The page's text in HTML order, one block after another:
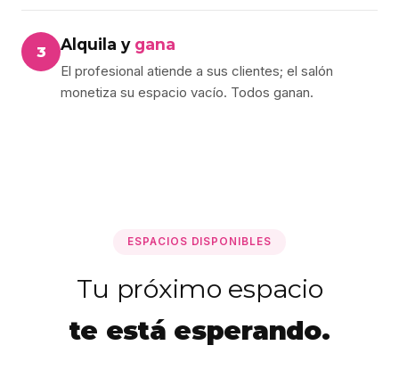
3 Alquila y gana
El profesional atiende a sus clientes; el salón
monetiza su espacio vacío. Todos ganan.
ESPACIOS DISPONIBLES
Tu próximo espacio
te está esperando.